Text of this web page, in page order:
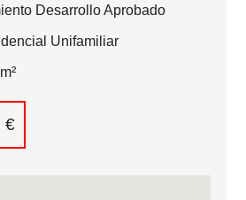
Desarrollo Aprobado
Unifamiliar
€